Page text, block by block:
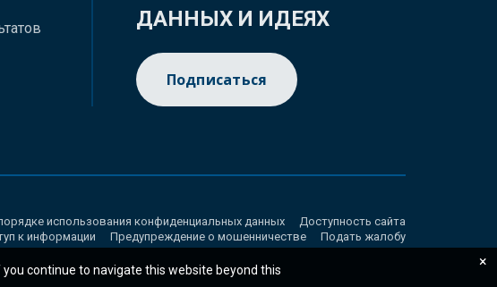
ДАННЫХ И ИДЕЯХ
Подписаться
использования конфиденциальных данных
Доступность сайта
к информации
Предупреждение о мошенничестве Подать жалобу
continue to navigate this website beyond this
×